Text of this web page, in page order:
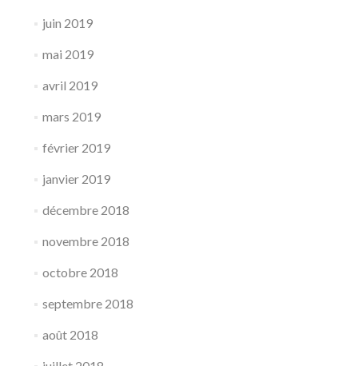
juin 2019
mai 2019
avril 2019
mars 2019
février 2019
janvier 2019
décembre 2018
novembre 2018
octobre 2018
septembre 2018
août 2018